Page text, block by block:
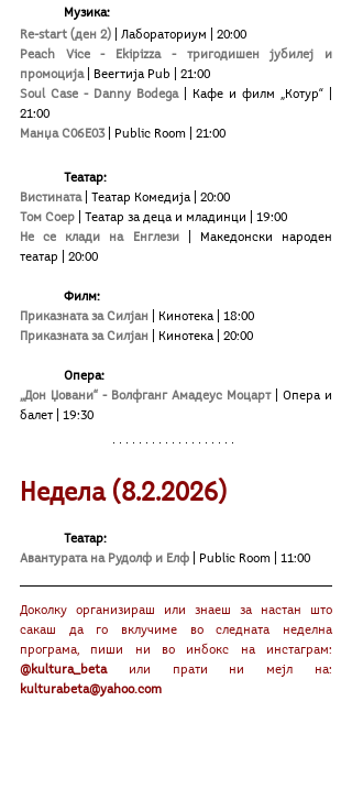
Музика:
Re-start (ден 2)
| Лабораториум | 20:00
Peach Vice - Ekipizza - тригодишен јубилеј и
промоција
| Beerтија Pub | 21:00
Soul Case - Danny Bodega
| Кафе и филм „Котур“ |
21:00
Манџа С06Е03
| Public Room | 21:00
Театар:
Вистината
| Театар Комедија | 20:00
Том Соер
| Театар за деца и младинци | 19:00
Не се клади на Енглези | Македонски народен
театар | 20:00
	Филм:
Приказната за Силјан
| Кинотека | 18:00
Приказната за Силјан
| Кинотека | 20:00
Oпера:
„Дон Џовани“ - Волфганг Амадеус Моцарт
| Опера и
балет | 19:30
Недела (8.2.2026)
Театар:
Авантурата на Рудолф и Елф
| Public Room | 11:00
Доколку организираш или знаeш за настан што
сакаш да го вклучиме во следната неделна
@kultura_beta
kulturabeta@yahoo.com